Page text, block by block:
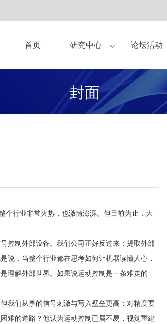
首页 研究中心
书籍
论坛活动
青年论坛 CEO研讨会
亚布力论坛理事
独家显示方案合作商 企业家健
合作伙伴-会员
亚布力企业家论坛永久会址
封面
个行业非常火热，也激情澎湃。但目前为止，大
控制外部设备。我们公司正好反过来：提取外部
说，当整个行业都在思考如何让机器读懂人心，
理解外部世界。如果说运动控制是一条难走的
我们从事的信号刺激与写入壁垒更高：对精度要
难的道路？他认为运动控制已属不易，视觉重建